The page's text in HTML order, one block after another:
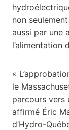
non
aussi par une
l’alimentation
«
le
parcours vers
affirmé Éric
d’Hydro-